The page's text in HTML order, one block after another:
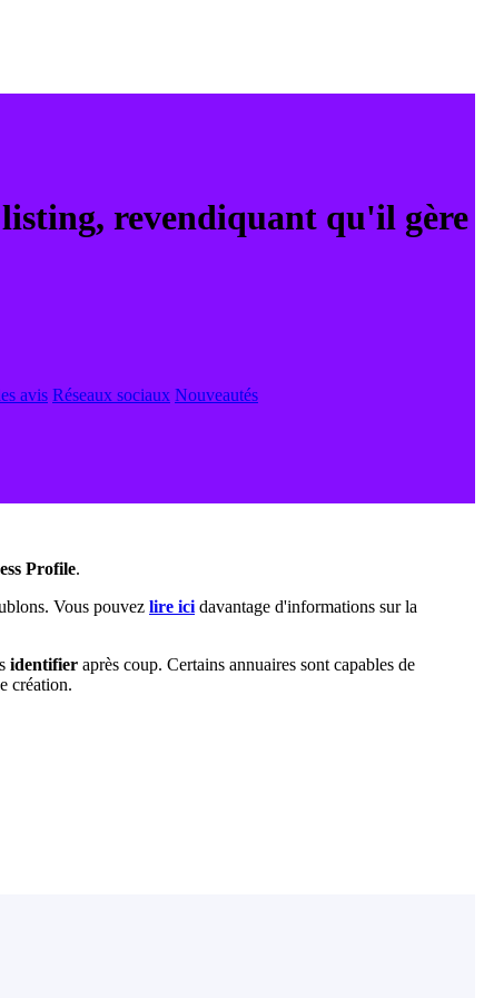
listing, revendiquant qu'il gère
avis Réseaux sociaux Nouveautés
Profile.
Vous pouvez lire ici ‍ davantage d'informations sur la
identifier après coup. Certains annuaires sont capables de
création.